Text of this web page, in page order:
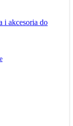
i akcesoria do